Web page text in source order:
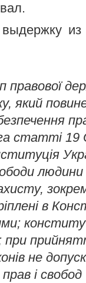
из
який
статті 19
в
не
і